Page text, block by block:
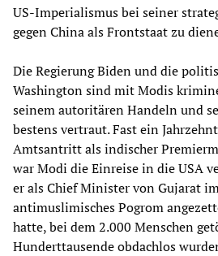
US-Imperialismus bei seiner
gegen China als Frontstaat zu
Die Regierung Biden und die
Washington sind mit Modis
seinem autoritären Handeln und
bestens vertraut. Fast ein
Amtsantritt als indischer
war Modi die Einreise in die USA
er als Chief Minister von Gujarat
antimuslimisches Pogrom
hatte, bei dem 2.000 Menschen
Hunderttausende obdachlos